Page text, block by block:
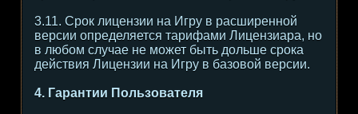
3.11. Срок лицензии на Игру в расширенной
версии определяется тарифами Лицензиара, но
в любом случае не может быть дольше срока
действия Лицензии на Игру в базовой версии.
4. Гарантии Пользователя